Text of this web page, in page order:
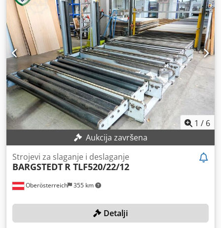
savršen za suvremene drvoprerađivačke pogone gdje su
učinkovitost i automatizacija procesa ključni. Zahvaljujući
dvjema komorama omogućuje neprekidan rad i značajno
pojednostavljuje rukovanje materijalom, minimalizirajući
vrijeme zastoja. Robustna konstrukcija i pouzdanost marke
BARGSTEDT jamče dugotrajan i bezprobleman rad.
Automatsko punjenje iz dviju komora. Kapacitet: 8
ciklusa/min Cedpfx Aozgcd Aokvorf Utovar vakuumskim
usisnim sisačima Maksimalna veličina ploča: 1300*2500
mm Moguća je kupnja cijele linije, uključujući valjkasti
transporter opremljen stožastom okretaljkom i
dvosmjernom kantnom linijom IMA COMBIMA I
K/II/R75/760/V/R3.
1 / 6
Aukcija završena
Oberösterreich 355 km
Strojevi za slaganje i deslaganje
BARGSTEDT R TLF520/22/12
Detalji